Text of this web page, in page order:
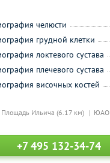
Площадь Ильича (6.17 км) ЮАО
челюсти
грудной клетки
локтевого сустава
плечевого сустава
височных костей
+7 495 132-34-74